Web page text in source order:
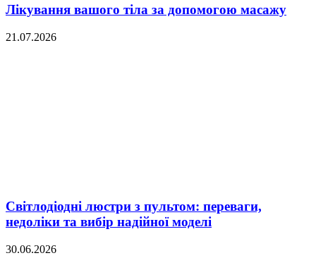
Лікування вашого тіла за допомогою масажу
21.07.2026
Світлодіодні люстри з пультом: переваги,
недоліки та вибір надійної моделі
30.06.2026